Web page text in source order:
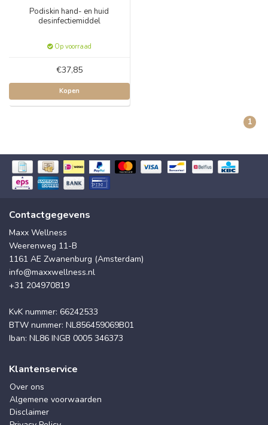
Podiskin hand- en huid
desinfectiemiddel
Op voorraad
€37,85
Kopen
1
Contactgegevens
Maxx Wellness
Weerenweg 11-B
1161 AE Zwanenburg (Amsterdam)
info@maxxwellness.nl
+31 204970819
KvK nummer: 66242533
BTW nummer: NL856459069B01
Iban: NL86 INGB 0005 346373
Klantenservice
Over ons
Algemene voorwaarden
Disclaimer